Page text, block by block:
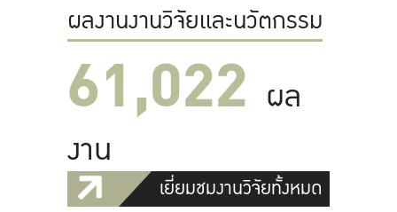
ผลงานงานวิจัยและนวัตกรรม
61,022 ผล
งาน
เยี่ยมชมงานวิจัยทั้งหมด